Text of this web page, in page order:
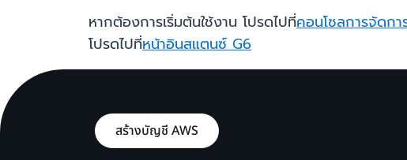
หากต้องการเริ่มต้นใช้งาน โปรดไปที่คอนโซลการจัดกา
โปรดไปที่หน้าอินสแตนซ์ G6
สร้างบัญชี AWS